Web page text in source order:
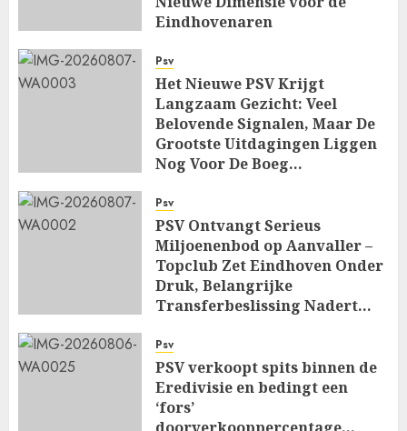
Eindhovenaren
Psv
Het Nieuwe PSV Krijgt
Langzaam Gezicht: Veel
Belovende Signalen, Maar De
Grootste Uitdagingen Liggen
Nog Voor De Boeg…
Psv
PSV Ontvangt Serieus
Miljoenenbod op Aanvaller –
Topclub Zet Eindhoven Onder
Druk, Belangrijke
Transferbeslissing Nadert…
Psv
PSV verkoopt spits binnen de
Eredivisie en bedingt een
‘fors’